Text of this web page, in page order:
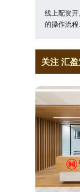
线上配资
的操作流
关注 汇